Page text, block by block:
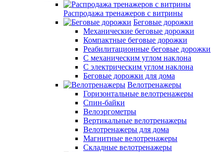
Распродажа тренажеров с витрины
Беговые дорожки
Механические беговые дорожки
Компактные беговые дорожки
Реабилитационные беговые дорожки
С механическим углом наклона
С электрическим углом наклона
Беговые дорожки для дома
Велотренажеры
Горизонтальные велотренажеры
Спин-байки
Велоэргометры
Вертикальные велотренажеры
Велотренажеры для дома
Магнитные велотренажеры
Складные велотренажеры